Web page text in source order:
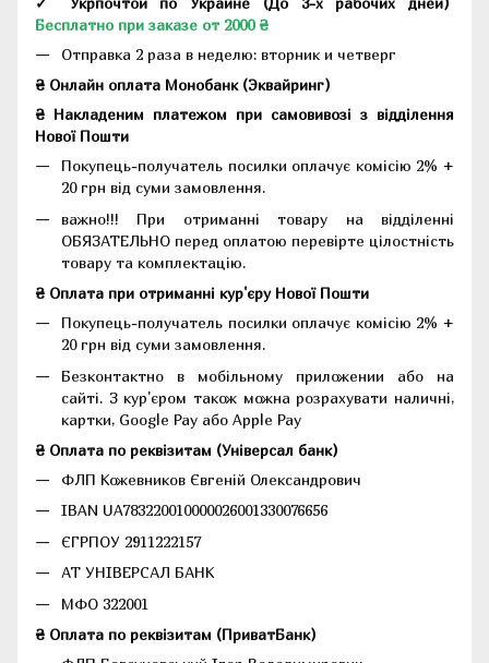
Бесплатно при заказе от 2000 ₴
Отправка 2 раза в неделю: вторник и четверг
₴ Онлайн оплата Монобанк (Эквайринг)
₴ Накладеним платежом при самовивозі з відділення
Нової Пошти
Покупець-получатель посилки оплачує комісію 2% +
20 грн від суми замовлення.
важно!!! При отриманні товару на відділенні
ОБЯЗАТЕЛЬНО перед оплатою перевірте цілостність
товару та комплектацію.
₴ Оплата при отриманні кур'єру Нової Пошти
Покупець-получатель посилки оплачує комісію 2% +
20 грн від суми замовлення.
Безконтактно в мобільному приложении або на
сайті. З кур'єром також можна розрахувати наличні,
картки, Google Pay або Apple Pay
₴ Оплата по реквізитам (Універсал банк)
ФЛП Кожевников Євгеній Олександрович
IBAN UA783220010000026001330076656
ЄГРПОУ 2911222157
АТ УНІВЕРСАЛ БАНК
МФО 322001
₴ Оплата по реквізитам (ПриватБанк)